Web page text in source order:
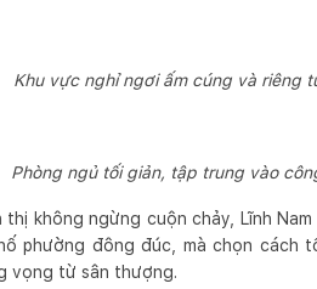
Khu vực nghỉ ngơi ấm cúng và riêng
Phòng ngủ tối giản, tập trung vào
thị không ngừng cuộn chảy, Lĩnh
phường đông đúc, mà chọn cách
vọng từ sân thượng.